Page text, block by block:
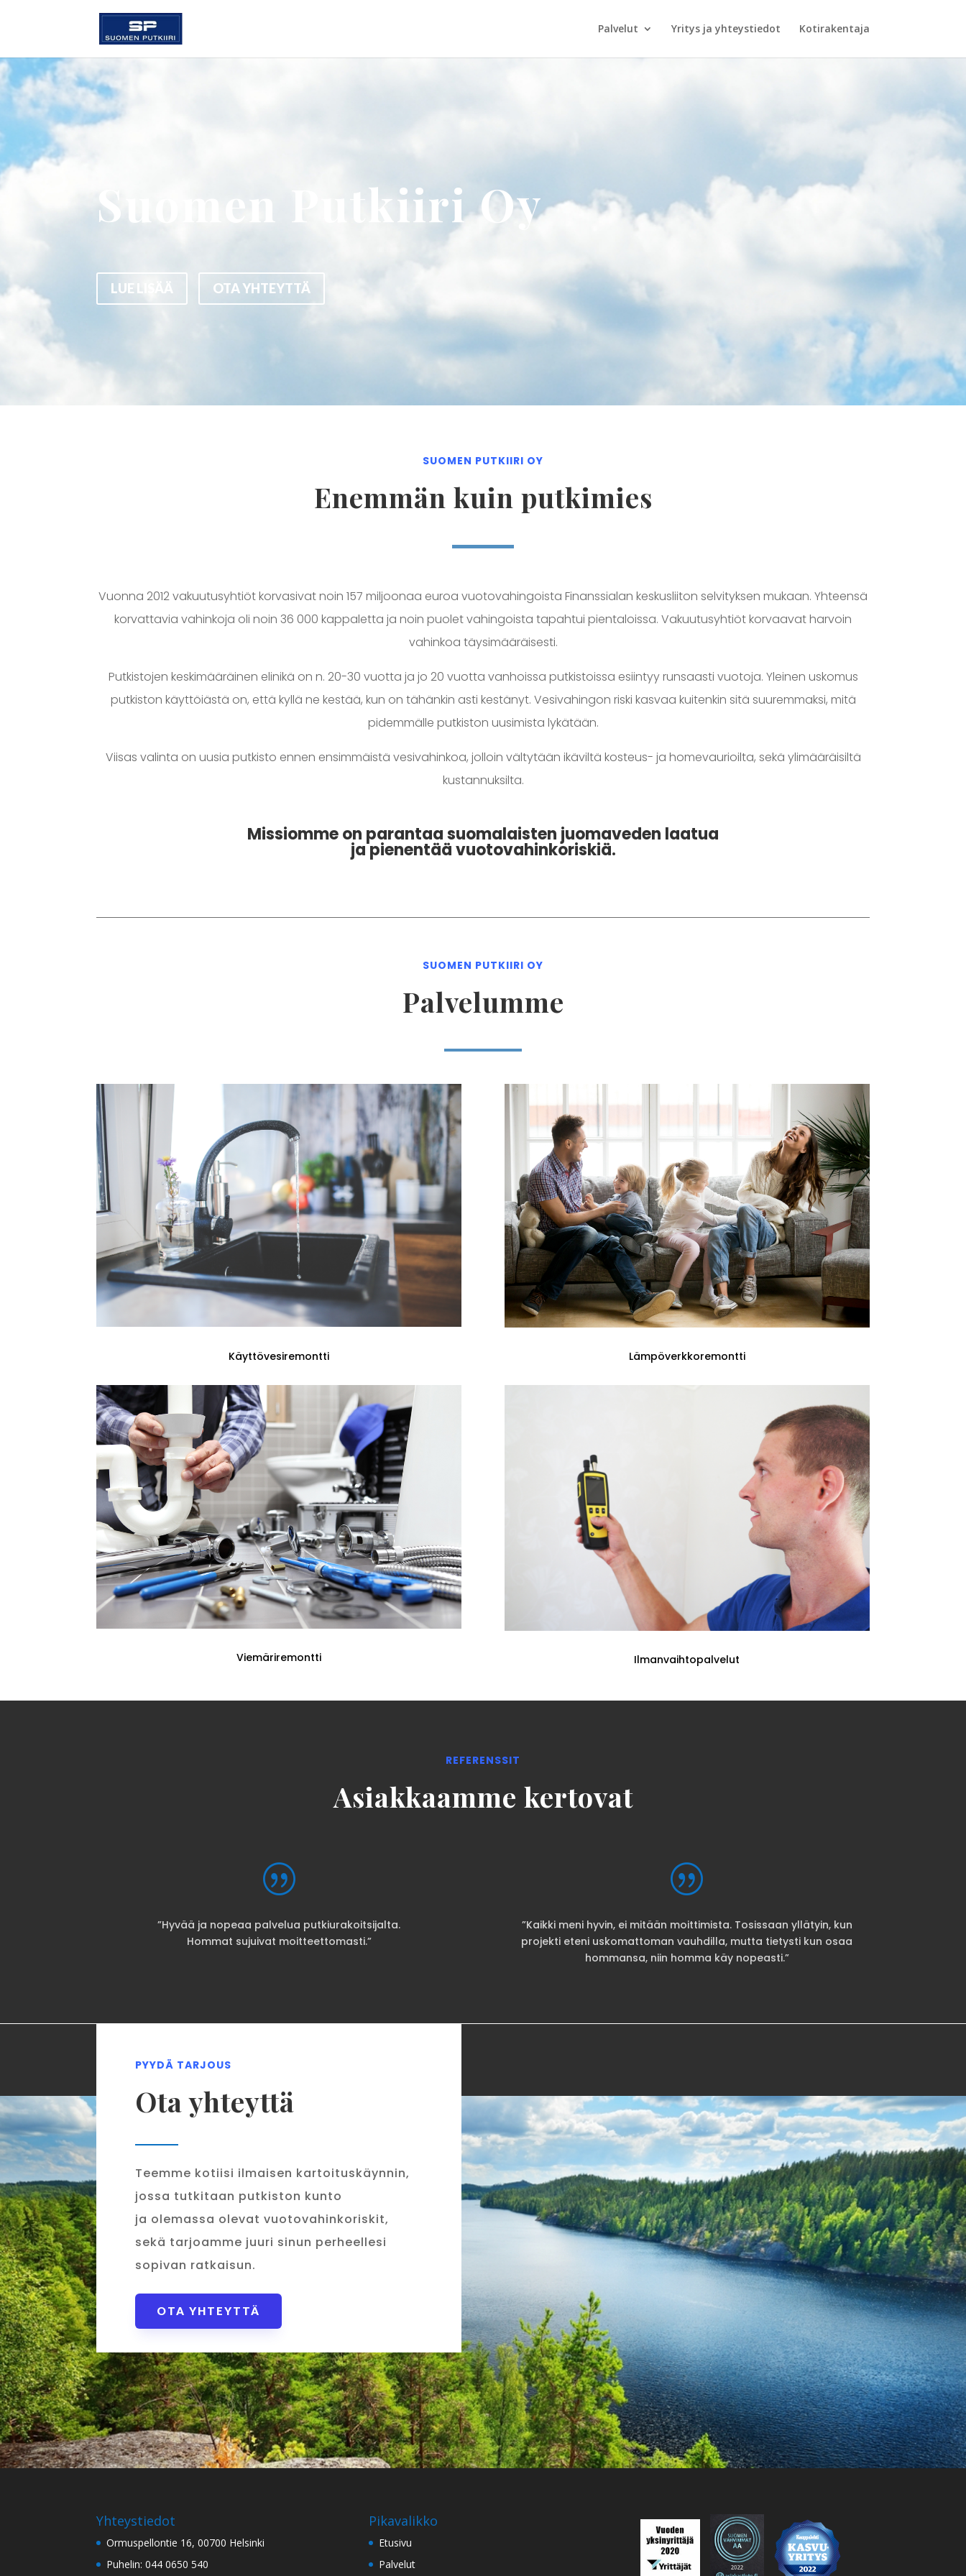
Palvelut Yritys ja yhteystiedot Kotirakentaja
Suomen Putkiiri Oy
LUE LISÄÄ OTA YHTEYTTÄ
SUOMEN PUTKIIRI OY
Enemmän kuin putkimies
Vuonna 2012 vakuutusyhtiöt korvasivat noin 157 miljoonaa euroa vuotovahingoista Finanssialan keskusliiton selvityksen mukaan. Yhteensä
korvattavia vahinkoja oli noin 36 000 kappaletta ja noin puolet vahingoista tapahtui pientaloissa. Vakuutusyhtiöt korvaavat harvoin
vahinkoa täysimääräisesti.
Putkistojen keskimääräinen elinikä on n. 20-30 vuotta ja jo 20 vuotta vanhoissa putkistoissa esiintyy runsaasti vuotoja. Yleinen uskomus
putkiston käyttöiästä on, että kyllä ne kestää, kun on tähänkin asti kestänyt. Vesivahingon riski kasvaa kuitenkin sitä suuremmaksi, mitä
pidemmälle putkiston uusimista lykätään.
Viisas valinta on uusia putkisto ennen ensimmäistä vesivahinkoa, jolloin vältytään ikäviltä kosteus- ja homevaurioilta, sekä ylimääräisiltä
kustannuksilta.
Missiomme on parantaa suomalaisten juomaveden laatua
ja pienentää vuotovahinkoriskiä.
SUOMEN PUTKIIRI OY
Palvelumme
Käyttövesiremontti Lämpöverkkoremontti
Viemäriremontti Ilmanvaihtopalvelut
REFERENSSIT
Asiakkaamme kertovat
|
”Hyvää ja nopeaa palvelua putkiurakoitsijalta.
Hommat sujuivat moitteettomasti.”
|
”Kaikki meni hyvin, ei mitään moittimista. Tosissaan yllätyin, kun
projekti eteni uskomattoman vauhdilla, mutta tietysti kun osaa
hommansa, niin homma käy nopeasti.”
PYYDÄ TARJOUS
Ota yhteyttä
Teemme kotiisi ilmaisen kartoituskäynnin,
jossa tutkitaan putkiston kunto
ja olemassa olevat vuotovahinkoriskit,
sekä tarjoamme juuri sinun perheellesi
sopivan ratkaisun.
OTA YHTEYTTÄ
Yhteystiedot
Ormuspellontie 16, 00700 Helsinki
Puhelin: 044 0650 540
Pikavalikko
Etusivu
Palvelut